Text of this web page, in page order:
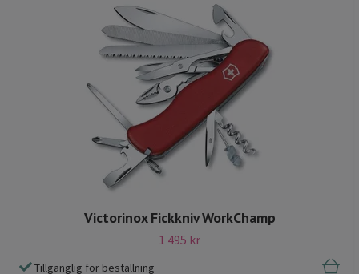
Victorinox Fickkniv WorkChamp
1 495 kr
Tillgänglig för beställning